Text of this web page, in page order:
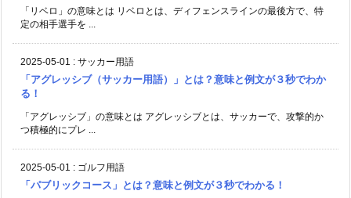
「リベロ」の意味とは リベロとは、ディフェンスラインの最後方で、特
定の相手選手を ...
2025-05-01 : サッカー用語
「アグレッシブ（サッカー用語）」とは？意味と例文が３秒でわか
る！
「アグレッシブ」の意味とは アグレッシブとは、サッカーで、攻撃的か
つ積極的にプレ ...
2025-05-01 : ゴルフ用語
「パブリックコース」とは？意味と例文が３秒でわかる！